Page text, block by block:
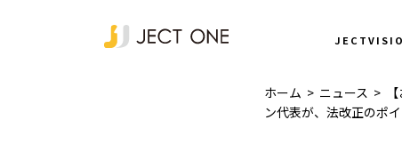
ホーム > ニュース >
ン代表が、法改正のポ